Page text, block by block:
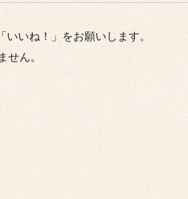
いね！」をお願いします。
ん。